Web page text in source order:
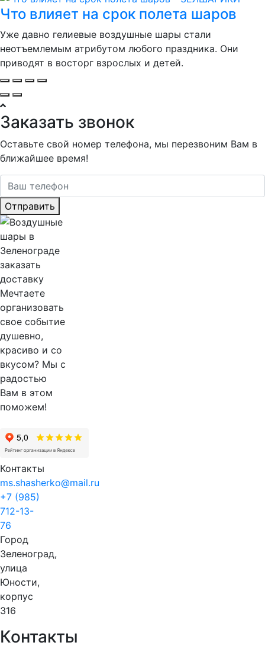
Что влияет на срок полета шаров
Уже давно гелиевые воздушные шары стали
неотъемлемым атрибутом любого праздника. Они
приводят в восторг взрослых и детей.
Заказать звонок
Оставьте свой номер телефона, мы перезвоним Вам в
ближайшее время!
Отправить
Мечтаете
организовать
свое событие
душевно,
красиво и со
вкусом? Мы с
радостью
Вам в этом
поможем!
Контакты
ms.shasherko@mail.ru
+7 (985)
712-13-
76
Город
Зеленоград,
улица
Юности,
корпус
316
Контакты